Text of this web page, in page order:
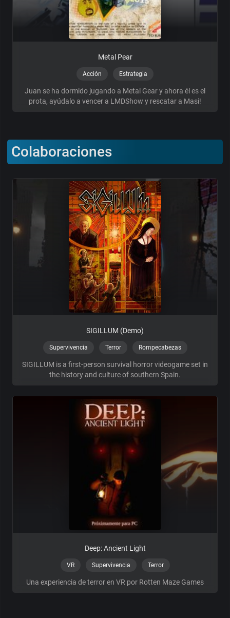
Metal Pear
Acción Estrategia
Juan se ha dormido jugando a Metal Gear y ahora él es el
prota, ayúdalo a vencer a LMDShow y rescatar a Masi!
Colaboraciones
SIGILLUM (Demo)
Supervivencia Terror Rompecabezas
SIGILLUM is a first-person survival horror videogame set in
the history and culture of southern Spain.
Deep: Ancient Light
VR Supervivencia Terror
Una experiencia de terror en VR por Rotten Maze Games